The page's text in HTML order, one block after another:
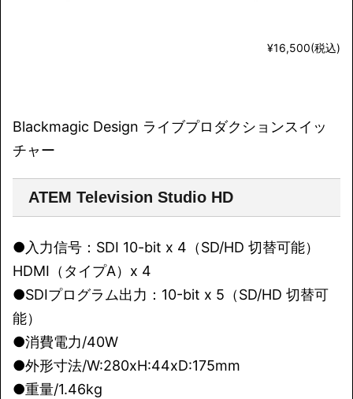
¥16,500(税込)
Blackmagic Design ライブプロダクションスイッ
チャー
ATEM Television Studio HD
●入力信号：SDI 10-bit x 4（SD/HD 切替可能）
HDMI（タイプA）x 4
●SDIプログラム出力：10-bit x 5（SD/HD 切替可
能）
●消費電力/40W
●外形寸法/W:280xH:44xD:175mm
●重量/1.46kg